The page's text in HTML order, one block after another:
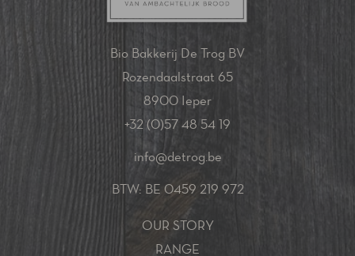
Bio Bakkerij De Trog BV
Rozendaalstraat 65
8900 Ieper
+32 (0)57 48 54 19
info@detrog.be
BTW: BE 0459 219 972
OUR STORY
RANGE